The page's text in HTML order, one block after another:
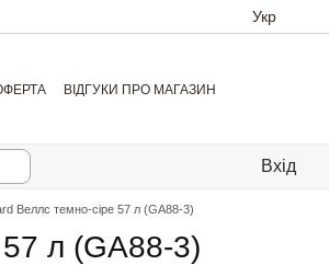
Укр
ВІДГУКИ ПРО МАГАЗИН
Вхід
Веллс темно-сіре 57 л (GA88-3)
л (GA88-3)